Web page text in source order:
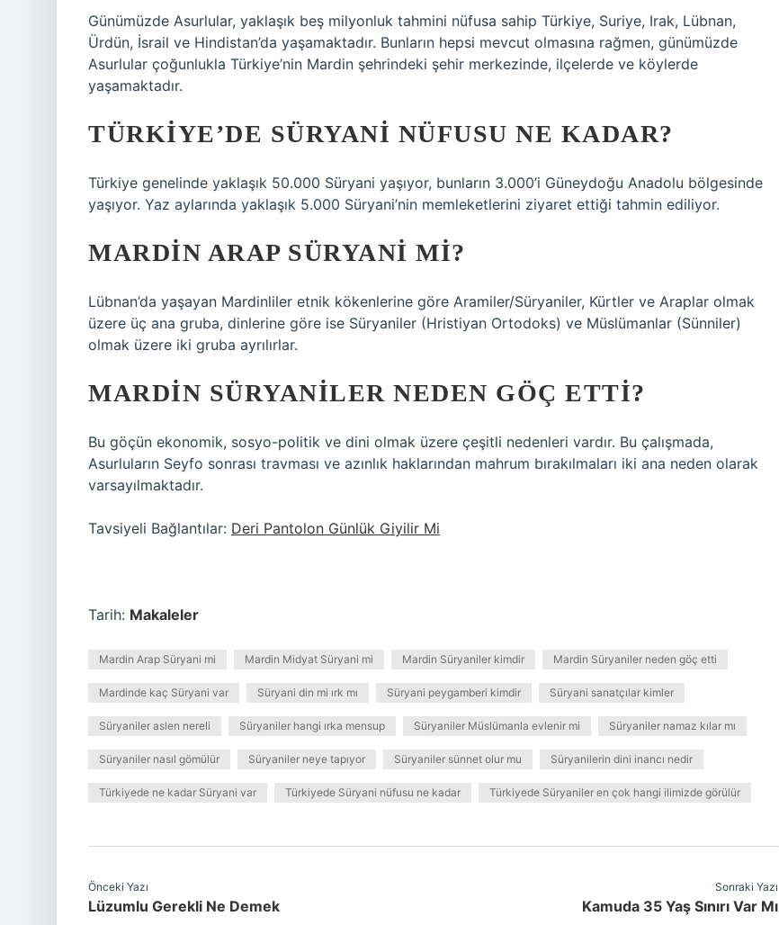
Günümüzde Asurlular, yaklaşık beş milyonluk tahmini nüfusa sahip Türkiye, Suriye, Irak, Lübnan,
Ürdün, İsrail ve Hindistan’da yaşamaktadır. Bunların hepsi mevcut olmasına rağmen, günümüzde
Asurlular çoğunlukla Türkiye’nin Mardin şehrindeki şehir merkezinde, ilçelerde ve köylerde
yaşamaktadır.
TÜRKIYE’DE SÜRYANI NÜFUSU NE KADAR?
Türkiye genelinde yaklaşık 50.000 Süryani yaşıyor, bunların 3.000’i Güneydoğu Anadolu bölgesinde
yaşıyor. Yaz aylarında yaklaşık 5.000 Süryani’nin memleketlerini ziyaret ettiği tahmin ediliyor.
MARDIN ARAP SÜRYANI MI?
Lübnan’da yaşayan Mardinliler etnik kökenlerine göre Aramiler/Süryaniler, Kürtler ve Araplar olmak
üzere üç ana gruba, dinlerine göre ise Süryaniler (Hristiyan Ortodoks) ve Müslümanlar (Sünniler)
olmak üzere iki gruba ayrılırlar.
MARDIN SÜRYANILER NEDEN GÖÇ ETTI?
Bu göçün ekonomik, sosyo-politik ve dini olmak üzere çeşitli nedenleri vardır. Bu çalışmada,
Asurluların Seyfo sonrası travması ve azınlık haklarından mahrum bırakılmaları iki ana neden olarak
varsayılmaktadır.
Tavsiyeli Bağlantılar: Deri Pantolon Günlük Giyilir Mi
Tarih: Makaleler
Mardin Arap Süryani mi Mardin Midyat Süryani mi Mardin Süryaniler kimdir Mardin Süryaniler neden göç etti
Mardinde kaç Süryani var Süryani din mi ırk mı Süryani peygamberi kimdir Süryani sanatçılar kimler
Süryaniler aslen nereli Süryaniler hangi ırka mensup Süryaniler Müslümanla evlenir mi Süryaniler namaz kılar mı
Süryaniler nasıl gömülür Süryaniler neye tapıyor Süryaniler sünnet olur mu Süryanilerin dini inancı nedir
Türkiyede ne kadar Süryani var Türkiyede Süryani nüfusu ne kadar Türkiyede Süryaniler en çok hangi ilimizde görülür
Önceki Yazı
Lüzumlu Gerekli Ne Demek
Sonraki Yazı
Kamuda 35 Yaş Sınırı Var Mı